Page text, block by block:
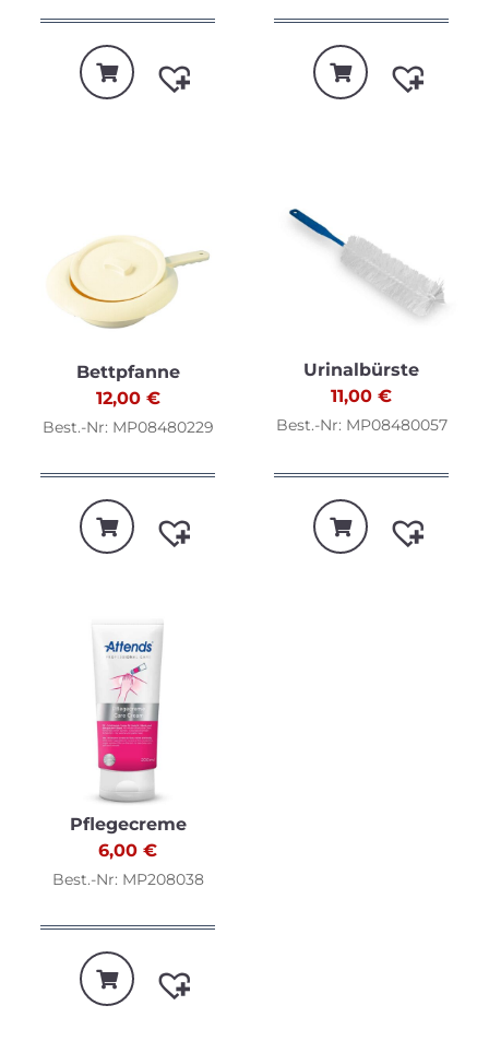
Bettpfanne
12,00 €
Best.-Nr: MP08480229
Urinalbürste
11,00 €
Best.-Nr: MP08480057
Pflegecreme
6,00 €
Best.-Nr: MP208038